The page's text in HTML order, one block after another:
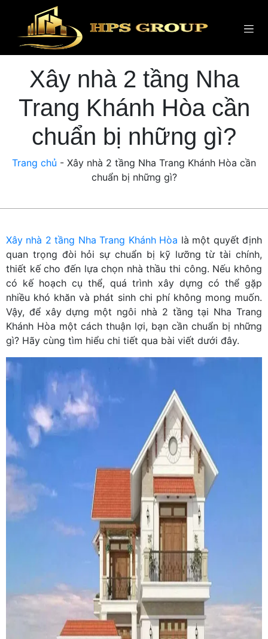
Xây nhà 2 tầng Nha
Trang Khánh Hòa cần
chuẩn bị những gì?
Trang chủ - Xây nhà 2 tầng Nha Trang Khánh Hòa cần
chuẩn bị những gì?
Xây nhà 2 tầng Nha Trang Khánh Hòa là một quyết định
quan trọng đòi hỏi sự chuẩn bị kỹ lưỡng từ tài chính,
thiết kế cho đến lựa chọn nhà thầu thi công. Nếu không
có kế hoạch cụ thể, quá trình xây dựng có thể gặp
nhiều khó khăn và phát sinh chi phí không mong muốn.
Vậy, để xây dựng một ngôi nhà 2 tầng tại Nha Trang
Khánh Hòa một cách thuận lợi, bạn cần chuẩn bị những
gì? Hãy cùng tìm hiểu chi tiết qua bài viết dưới đây.